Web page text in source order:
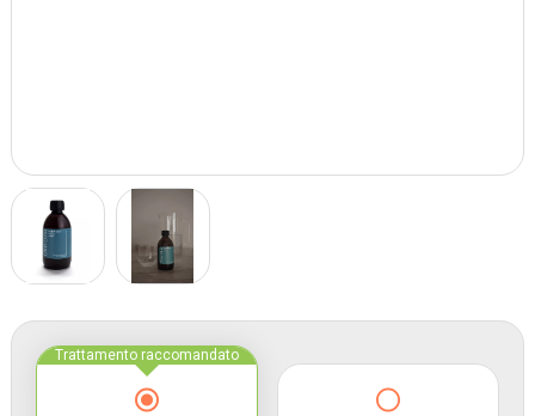
Trattamento raccomandato